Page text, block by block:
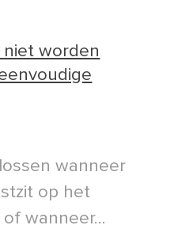
niet worden
wanneer
op het
wanneer...